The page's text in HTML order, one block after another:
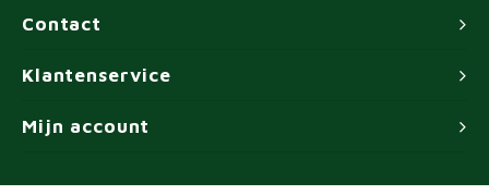
Contact
Klantenservice
Mijn account